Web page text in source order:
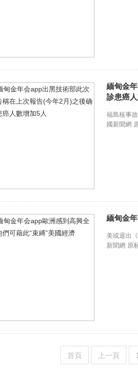
緬甸金
診患癌
福島核事
國新聞網
緬甸金
美或退出
新聞網 原
首頁 上一頁